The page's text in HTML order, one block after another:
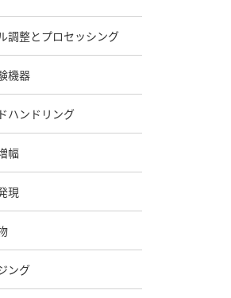
調整とプロセッシング
機器
ハンドリング
幅
現
ング